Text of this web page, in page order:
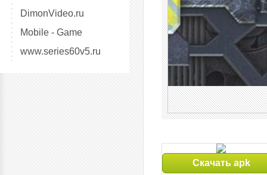
DimonVideo.ru
Mobile - Game
www.series60v5.ru
Скачать apk